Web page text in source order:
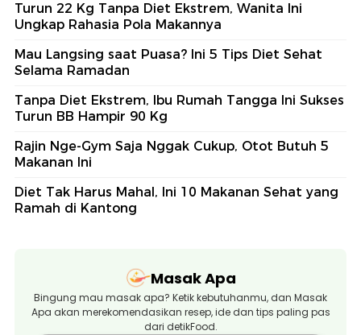
Turun 22 Kg Tanpa Diet Ekstrem, Wanita Ini
Ungkap Rahasia Pola Makannya
Mau Langsing saat Puasa? Ini 5 Tips Diet Sehat
Selama Ramadan
Tanpa Diet Ekstrem, Ibu Rumah Tangga Ini Sukses
Turun BB Hampir 90 Kg
Rajin Nge-Gym Saja Nggak Cukup, Otot Butuh 5
Makanan Ini
Diet Tak Harus Mahal, Ini 10 Makanan Sehat yang
Ramah di Kantong
Masak Apa
Bingung mau masak apa? Ketik kebutuhanmu, dan Masak
Apa akan merekomendasikan resep, ide dan tips paling pas
dari detikFood.